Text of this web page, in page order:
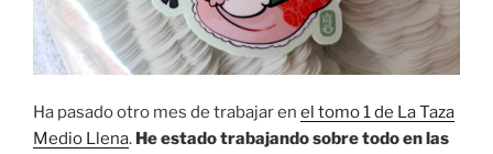
Ha pasado otro mes de trabajar en el tomo 1 de La Taza
Medio Llena. He estado trabajando sobre todo en las